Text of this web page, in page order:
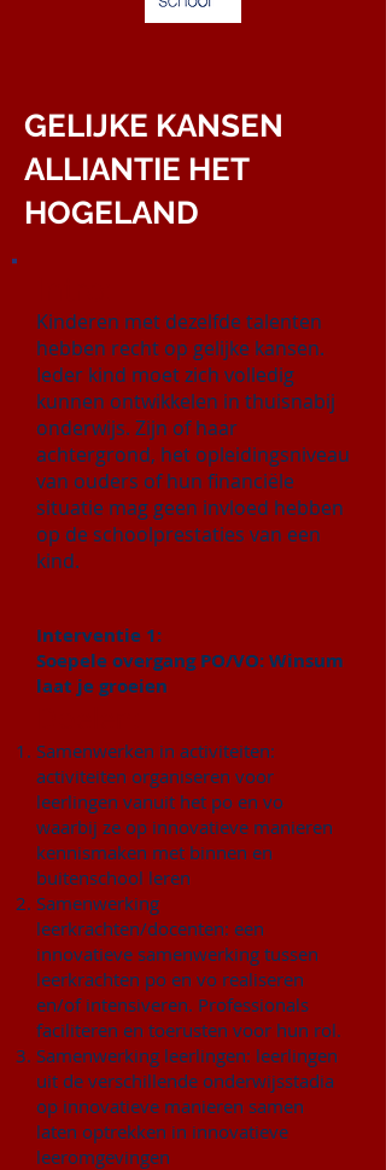
GELIJKE KANSEN
ALLIANTIE HET
HOGELAND
Kinderen met dezelfde talenten
hebben recht op gelijke kansen.
Ieder kind moet zich volledig
kunnen ontwikkelen in thuisnabij
onderwijs. Zijn of haar
achtergrond, het opleidingsniveau
van ouders of hun financiële
situatie mag geen invloed hebben
op de schoolprestaties van een
kind.
Interventie 1:
Soepele overgang PO/VO: Winsum
laat je groeien
Samenwerken in activiteiten:
activiteiten organiseren voor
leerlingen vanuit het po en vo
waarbij ze op innovatieve manieren
kennismaken met binnen en
buitenschool leren
Samenwerking
leerkrachten/docenten: een
innovatieve samenwerking tussen
leerkrachten po en vo realiseren
en/of intensiveren. Professionals
faciliteren en toerusten voor hun rol.
Samenwerking leerlingen: leerlingen
uit de verschillende onderwijsstadia
op innovatieve manieren samen
laten optrekken in innovatieve
leeromgevingen